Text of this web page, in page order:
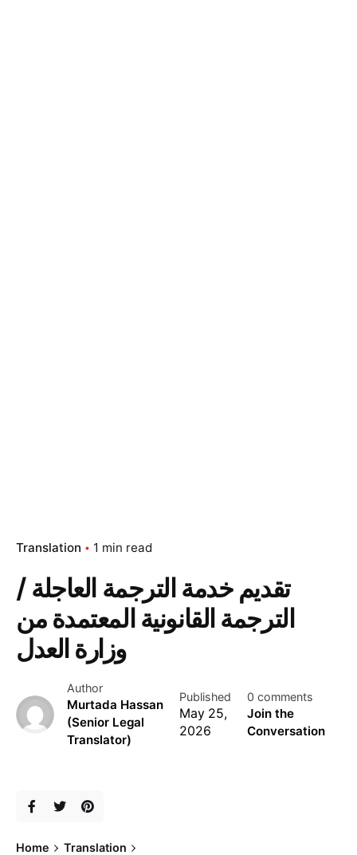
Translation 1 min read
تقديم خدمة الترجمة العاجلة /
الترجمة القانونية المعتمدة من
وزارة العدل
Author
Murtada Hassan
(Senior Legal
Translator)
Published
May 25,
2026
0 comments
Join the
Conversation
Home
Translation